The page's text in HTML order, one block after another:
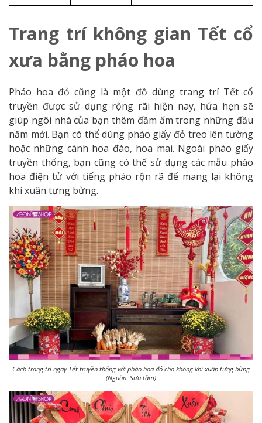
Trang trí không gian Tết cổ
xưa bằng pháo hoa
Pháo hoa đỏ cũng là một đồ dùng trang trí Tết cổ
truyền được sử dụng rộng rãi hiện nay, hứa hẹn sẽ
giúp ngôi nhà của bạn thêm đầm ấm trong những đầu
năm mới. Bạn có thể dùng pháo giấy đỏ treo lên tường
hoặc những cành hoa đào, hoa mai. Ngoài pháo giấy
truyền thống, bạn cũng có thể sử dụng các mẫu pháo
hoa điện tử với tiếng pháo rộn rã để mang lại không
khí xuân tưng bừng.
Cách trang trí ngày Tết truyền thống với pháo hoa đỏ cho không khí xuân tưng bừng
(Nguồn: Sưu tầm)